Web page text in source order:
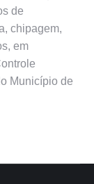
de
chipagem,
em
Município de